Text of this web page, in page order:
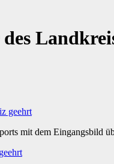
mit dem Eingangsbild